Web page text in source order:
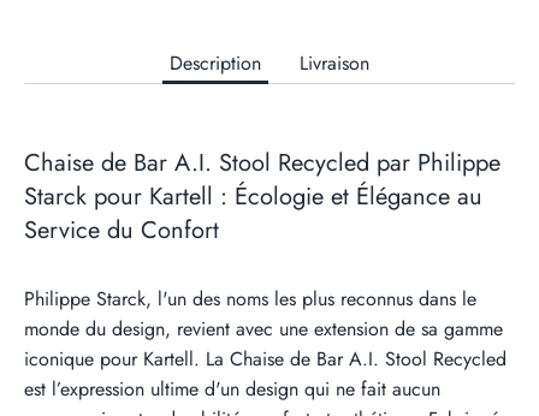
Description Livraison
Chaise de Bar A.I. Stool Recycled par Philippe
Starck pour Kartell : Écologie et Élégance au
Service du Confort
Philippe Starck, l'un des noms les plus reconnus dans le
monde du design, revient avec une extension de sa gamme
iconique pour Kartell. La Chaise de Bar A.I. Stool Recycled
est l’expression ultime d'un design qui ne fait aucun